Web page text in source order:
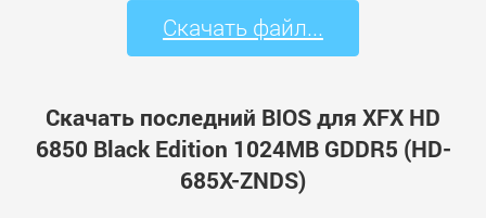
Скачать файл...
Скачать последний BIOS для XFX HD
6850 Black Edition 1024MB GDDR5 (HD-
685X-ZNDS)